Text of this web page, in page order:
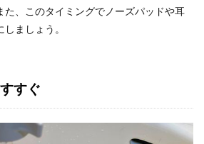
た、このタイミングでノーズパッドや耳
ましょう。
すぐ